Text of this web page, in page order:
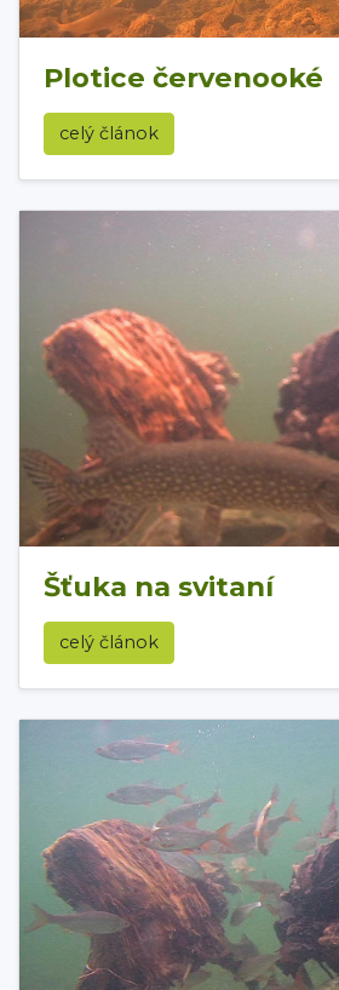
Plotice červenooké
celý článok
Šťuka na svitaní
celý článok